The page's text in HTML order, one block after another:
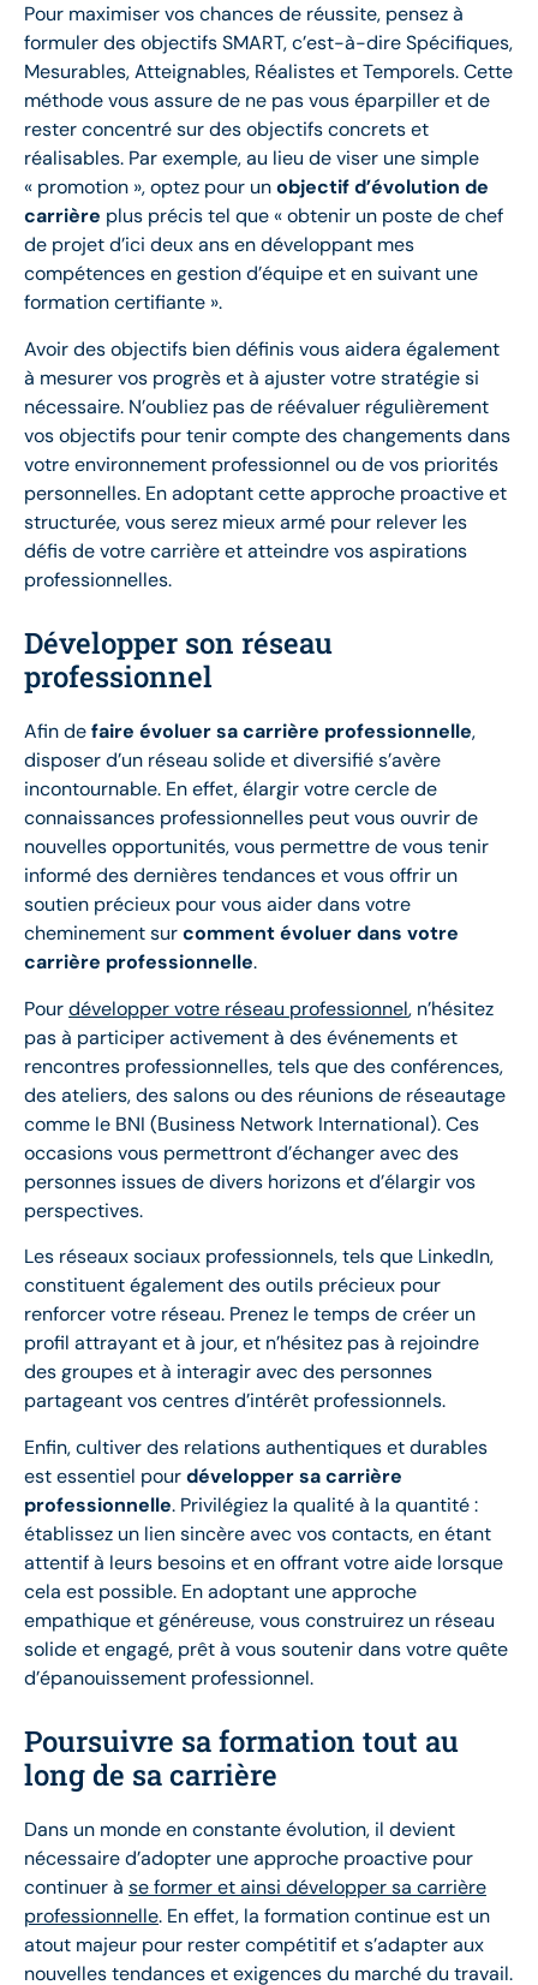
Pour maximiser vos chances de réussite, pensez à
formuler des objectifs SMART, c’est-à-dire Spécifiques,
Mesurables, Atteignables, Réalistes et Temporels. Cette
méthode vous assure de ne pas vous éparpiller et de
rester concentré sur des objectifs concrets et
réalisables. Par exemple, au lieu de viser une simple
« promotion », optez pour unobjectif d’évolution de
carrière plus précis tel que « obtenir un poste de chef
de projet d’ici deux ans en développant mes
compétences en gestion d’équipe et en suivant une
formation certifiante ».
Avoir des objectifs bien définis vous aidera également
à mesurer vos progrès et à ajuster votre stratégie si
nécessaire. N’oubliez pas de réévaluer régulièrement
vos objectifs pour tenir compte des changements dans
votre environnement professionnel ou de vos priorités
personnelles. En adoptant cette approche proactive et
structurée, vous serez mieux armé pour relever les
défis de votre carrière et atteindre vos aspirations
professionnelles.
Développer son réseau
professionnel
Afin defaire évoluer sa carrière professionnelle,
disposer d’un réseau solide et diversifié s’avère
incontournable. En effet, élargir votre cercle de
connaissances professionnelles peut vous ouvrir de
nouvelles opportunités, vous permettre de vous tenir
informé des dernières tendances et vous offrir un
soutien précieux pour vous aider dans votre
cheminement surcomment évoluer dans votre
carrière professionnelle.
Pourdévelopper votre réseau professionnel, n’hésitez
pas à participer activement à des événements et
rencontres professionnelles, tels que des conférences,
des ateliers, des salons ou des réunions de réseautage
comme le BNI (Business Network International). Ces
occasions vous permettront d’échanger avec des
personnes issues de divers horizons et d’élargir vos
perspectives.
Les réseaux sociaux professionnels, tels que LinkedIn,
constituent également des outils précieux pour
renforcer votre réseau. Prenez le temps de créer un
profil attrayant et à jour, et n’hésitez pas à rejoindre
des groupes et à interagir avec des personnes
partageant vos centres d’intérêt professionnels.
Enfin, cultiver des relations authentiques et durables
est essentiel pourdévelopper sa carrière
professionnelle. Privilégiez la qualité à la quantité :
établissez un lien sincère avec vos contacts, en étant
attentif à leurs besoins et en offrant votre aide lorsque
cela est possible. En adoptant une approche
empathique et généreuse, vous construirez un réseau
solide et engagé, prêt à vous soutenir dans votre quête
d’épanouissement professionnel.
Poursuivre sa formation tout au
long de sa carrière
Dans un monde en constante évolution, il devient
nécessaire d’adopter une approche proactive pour
continuer à se former et ainsi développer sa carrière
professionnelle. En effet, la formation continue est un
atout majeur pour rester compétitif et s’adapter aux
nouvelles tendances et exigences du marché du travail.